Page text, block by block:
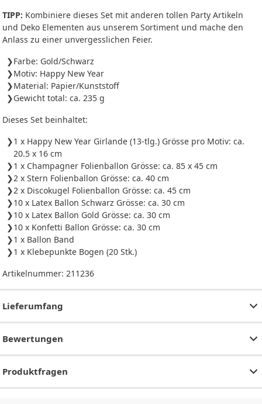
TIPP: Kombiniere dieses Set mit anderen tollen Party Artikeln
und Deko Elementen aus unserem Sortiment und mache den
Anlass zu einer unvergesslichen Feier.
Farbe: Gold/Schwarz
Motiv: Happy New Year
Material: Papier/Kunststoff
Gewicht total: ca. 235 g
Dieses Set beinhaltet:
1 x Happy New Year Girlande (13-tlg.) Grösse pro Motiv: ca.
20.5 x 16 cm
1 x Champagner Folienballon Grösse: ca. 85 x 45 cm
2 x Stern Folienballon Grösse: ca. 40 cm
2 x Discokugel Folienballon Grösse: ca. 45 cm
10 x Latex Ballon Schwarz Grösse: ca. 30 cm
10 x Latex Ballon Gold Grösse: ca. 30 cm
10 x Konfetti Ballon Grösse: ca. 30 cm
1 x Ballon Band
1 x Klebepunkte Bogen (20 Stk.)
Artikelnummer: 211236
Lieferumfang
Bewertungen
Produktfragen